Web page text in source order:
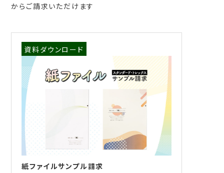
からご請求いただけます
資料ダウンロード
紙ファイルサンプル請求